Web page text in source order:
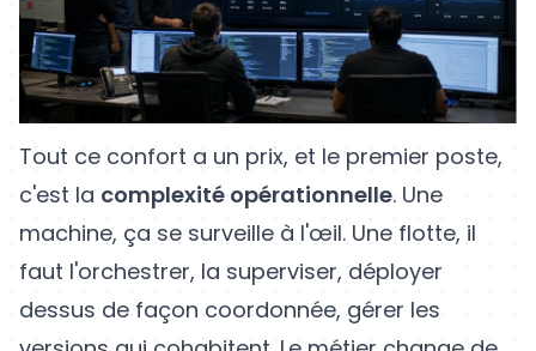
Tout ce confort a un prix, et le premier poste,
c'est la complexité opérationnelle. Une
machine, ça se surveille à l'œil. Une flotte, il
faut l'orchestrer, la superviser, déployer
dessus de façon coordonnée, gérer les